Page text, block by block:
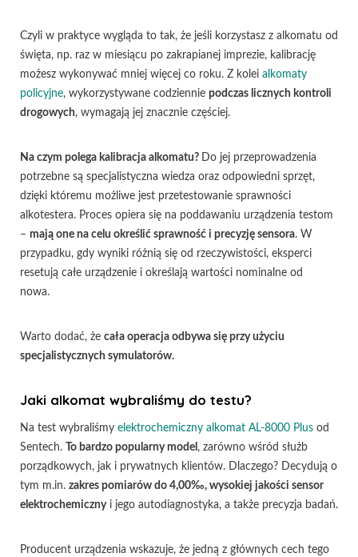
Czyli w praktyce wygląda to tak, że jeśli korzystasz z alkomatu od
święta, np. raz w miesiącu po zakrapianej imprezie, kalibrację
możesz wykonywać mniej więcej co roku. Z kolei alkomaty
policyjne, wykorzystywane codziennie podczas licznych kontroli
drogowych, wymagają jej znacznie częściej.
Na czym polega kalibracja alkomatu? Do jej przeprowadzenia
potrzebne są specjalistyczna wiedza oraz odpowiedni sprzęt,
dzięki któremu możliwe jest przetestowanie sprawności
alkotestera. Proces opiera się na poddawaniu urządzenia testom
– mają one na celu określić sprawność i precyzję sensora. W
przypadku, gdy wyniki różnią się od rzeczywistości, eksperci
resetują całe urządzenie i określają wartości nominalne od
nowa.
Warto dodać, że cała operacja odbywa się przy użyciu
specjalistycznych symulatorów.
Jaki alkomat wybraliśmy do testu?
Na test wybraliśmy elektrochemiczny alkomat AL-8000 Plus od
Sentech. To bardzo popularny model , zarówno wśród służb
porządkowych, jak i prywatnych klientów. Dlaczego? Decydują o
tym m.in. zakres pomiarów do 4,00‰, wysokiej jakości sensor
elektrochemicznyi jego autodiagnostyka, a także precyzja badań.
Producent urządzenia wskazuje, że jedną z głównych cech tego